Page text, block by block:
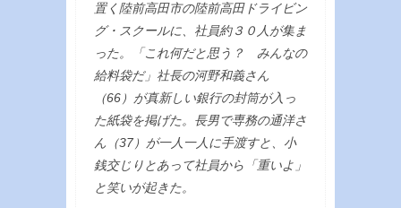
置く陸前高田市の陸前高田ドライビン
グ・スクールに、社員約３０人が集ま
った。「これ何だと思う？ みんなの
給料袋だ」社長の河野和義さん
（66）が真新しい銀行の封筒が入っ
た紙袋を掲げた。長男で専務の通洋さ
ん（37）が一人一人に手渡すと、小
銭交じりとあって社員から「重いよ」
と笑いが起きた。